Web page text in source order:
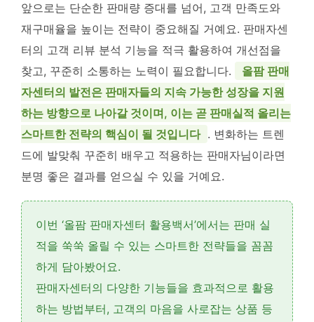
앞으로는 단순한 판매량 증대를 넘어, 고객 만족도와
재구매율을 높이는 전략이 중요해질 거예요. 판매자센
터의 고객 리뷰 분석 기능을 적극 활용하여 개선점을
찾고, 꾸준히 소통하는 노력이 필요합니다.
올팜 판매
자센터의 발전은 판매자들의 지속 가능한 성장을 지원
하는 방향으로 나아갈 것이며, 이는 곧 판매실적 올리는
스마트한 전략의 핵심이 될 것입니다 . 변화하는 트렌
드에 발맞춰 꾸준히 배우고 적용하는 판매자님이라면
분명 좋은 결과를 얻으실 수 있을 거예요.
이번 ‘올팜 판매자센터 활용백서’에서는 판매 실
적을 쑥쑥 올릴 수 있는 스마트한 전략들을 꼼꼼
하게 담아봤어요.
판매자센터의 다양한 기능들을 효과적으로 활용
하는 방법부터, 고객의 마음을 사로잡는 상품 등